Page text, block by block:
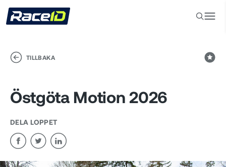
TILLBAKA
Östgöta Motion 2026
DELA LOPPET